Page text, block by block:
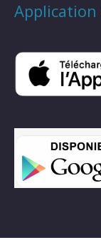
Application